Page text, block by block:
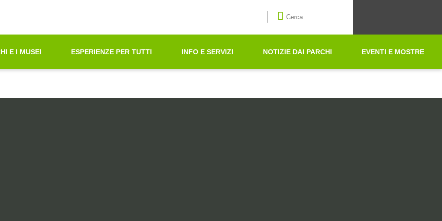
sul sito web
Cerca
E I MUSEI ESPERIENZE PER TUTTI INFO E SERVIZI NOTIZIE DAI PARCHI EVENTI E MOSTRE